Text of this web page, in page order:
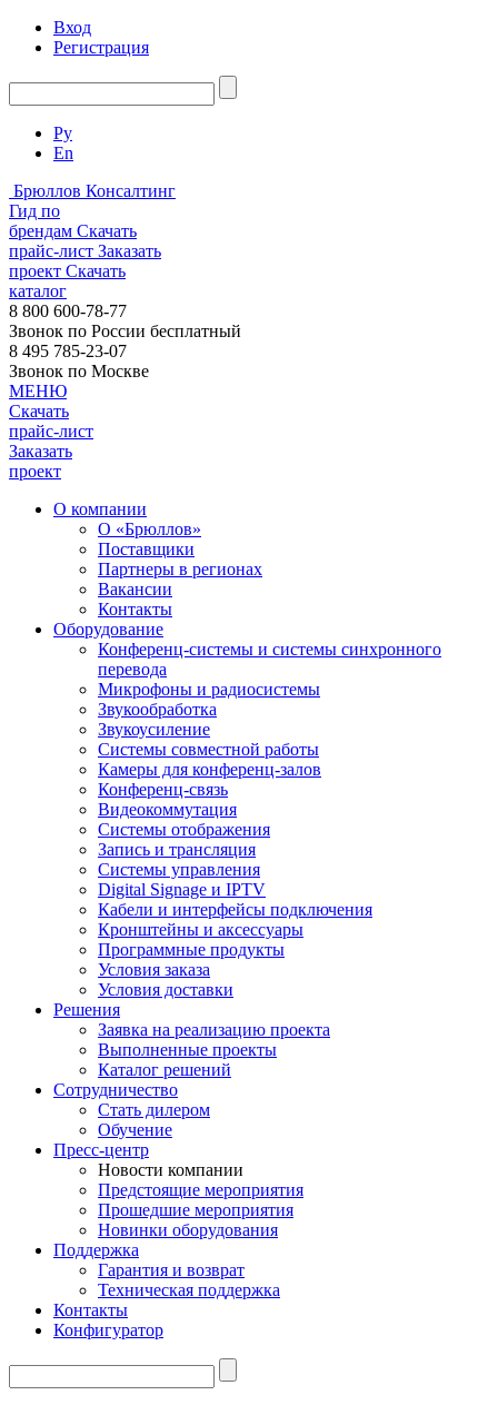
Вход
Регистрация
Ру
En
Брюллов Консалтинг
Гид по
брендам Скачать
прайс-лист Заказать
проект Скачать
каталог
8 800 600-78-77
Звонок по России бесплатный
8 495 785-23-07
Звонок по Москве
МЕНЮ
Скачать
прайс-лист
Заказать
проект
О компании
О «Брюллов»
Поставщики
Партнеры в регионах
Вакансии
Контакты
Оборудование
Конференц-системы и системы синхронного
перевода
Микрофоны и радиосистемы
Звукообработка
Звукоусиление
Системы совместной работы
Камеры для конференц-залов
Конференц-связь
Видеокоммутация
Системы отображения
Запись и трансляция
Системы управления
Digital Signage и IPTV
Кабели и интерфейсы подключения
Кронштейны и аксессуары
Программные продукты
Условия заказа
Условия доставки
Решения
Заявка на реализацию проекта
Выполненные проекты
Каталог решений
Сотрудничество
Стать дилером
Обучение
Пресс-центр
Новости компании
Предстоящие мероприятия
Прошедшие мероприятия
Новинки оборудования
Поддержка
Гарантия и возврат
Техническая поддержка
Контакты
Конфигуратор